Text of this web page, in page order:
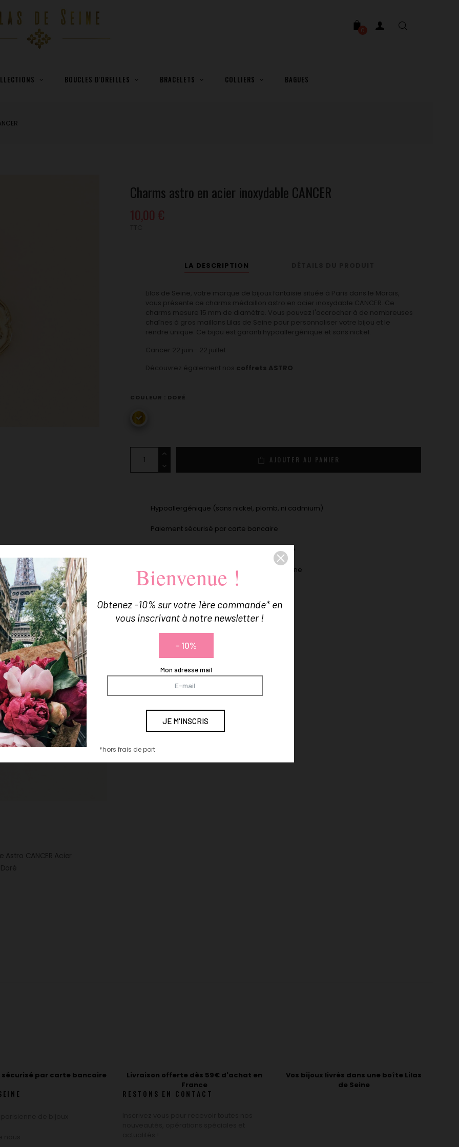
0
BOUCLES D'OREILLES BRACELETS COLLIERS BAGUES
Charms astro en acier inoxydable CANCER
10,00 €
LA DESCRIPTION
Lilas de Seine, votre marque de bijoux fantaisie située à Paris dans le Marais,
vous présente ce charms médaillon astro en acier inoxydable CANCER. Ce
charms mesure 15 mm de diamètre. Vous pouvez l'accrocher à de nombreuses
chaînes à gros maillons Lilas de Seine pour personnaliser votre bijou et le
rendre unique. Ce bijou est garanti hypoallergénique et sans nickel.
Cancer 22 juin– 22 juillet
Découvrez également nos coffrets ASTRO
COULEUR : DORÉ
doré
AJOUTER AU PANIER
Hypoallergénique (sans nickel, plomb, ni cadmium)
Paiement sécurisé par carte bancaire
Livraison offerte dès 59€ d'achat en France
Vos bijoux livrés dans une boîte Lilas de Seine
Vous Pourriez Aussi Aimer
Astro CANCER Acier
sécurisé par carte bancaire
Livraison offerte dès 59€ d'achat en
France
Vos bijoux livrés dans une boîte Lilas
de Seine
RESTONS EN CONTACT
Bienvenue !
Obtenez -10% sur votre 1ère commande* en
vous inscrivant à notre newsletter !
- 10%
Mon adresse mail
*hors frais de port